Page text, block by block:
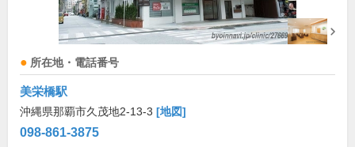
所在地・電話番号
美栄橋駅
沖縄県那覇市久茂地2-13-3 [地図]
098-861-3875